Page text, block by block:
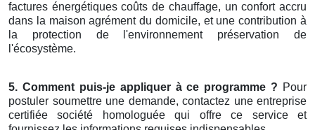
factures énergétiques coûts de chauffage, un confort accru
dans la maison agrément du domicile, et une contribution à
la protection de l'environnement préservation de
l'écosystème.
5. Comment puis-je appliquer à ce programme ? Pour
postuler soumettre une demande, contactez une entreprise
certifiée société homologuée qui offre ce service et